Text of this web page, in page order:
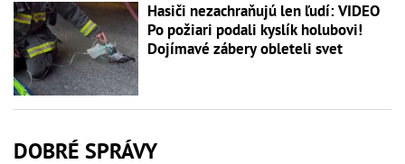
Hasiči nezachraňujú len ľudí: VIDEO
Po požiari podali kyslík holubovi!
Dojímavé zábery obleteli svet
DOBRÉ SPRÁVY